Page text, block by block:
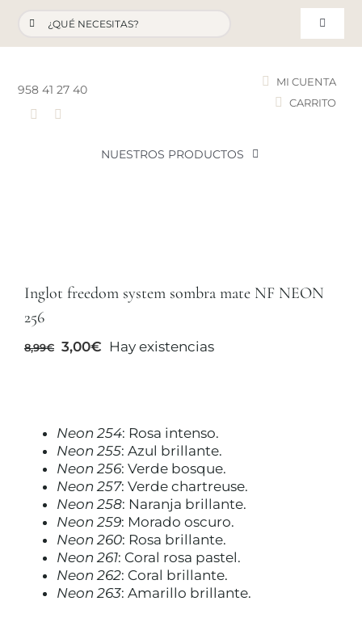
contenido
Buscar:
Toggle
958 41 27 40
MI CUENTA
CARRITO
NUESTROS PRODUCTOS
LOTES PROMOCIONALES
MAQUILLAJES
ACCESORIOS
CUERPO Y BAÑO
Inglot freedom system sombra mate NF NEON
256
8,99€ El
3,00€ ElHay existencias
Neon 254: Rosa intenso.
Neon 255: Azul brillante.
Neon 256: Verde bosque.
Neon 257: Verde chartreuse.
Neon 258: Naranja brillante.
Neon 259: Morado oscuro.
Neon 260: Rosa brillante.
Neon 261: Coral rosa pastel.
Neon 262: Coral brillante.
Neon 263: Amarillo brillante.